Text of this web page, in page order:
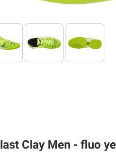
Clay Men - fluo